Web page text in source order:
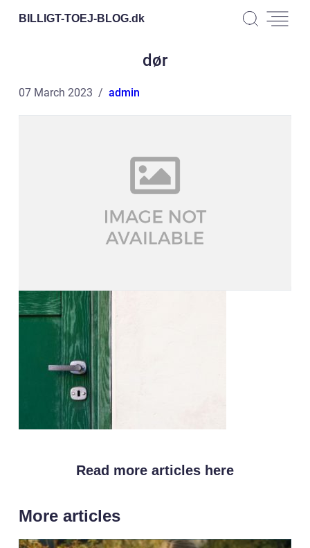
BILLIGT-TOEJ-BLOG.dk
dør
07 March 2023 admin
Read more articles here
More articles